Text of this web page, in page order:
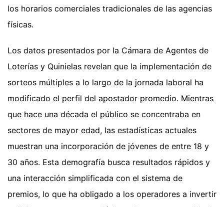
los horarios comerciales tradicionales de las agencias
físicas.
Los datos presentados por la Cámara de Agentes de
Loterías y Quinielas revelan que la implementación de
sorteos múltiples a lo largo de la jornada laboral ha
modificado el perfil del apostador promedio. Mientras
que hace una década el público se concentraba en
sectores de mayor edad, las estadísticas actuales
muestran una incorporación de jóvenes de entre 18 y
30 años. Esta demografía busca resultados rápidos y
una interacción simplificada con el sistema de
premios, lo que ha obligado a los operadores a invertir